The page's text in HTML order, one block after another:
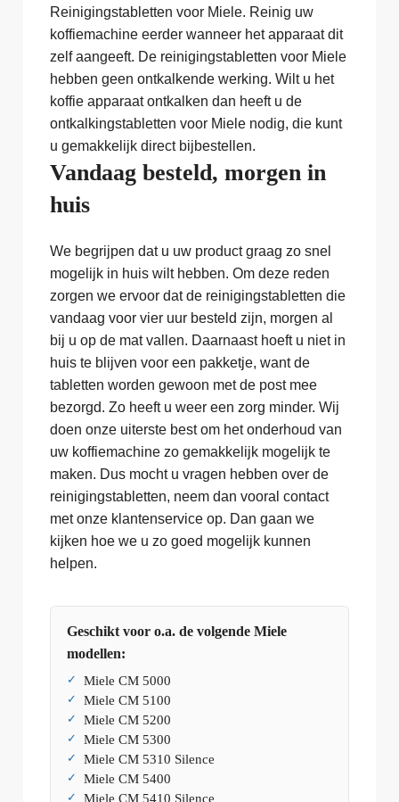
Reinigingstabletten voor Miele. Reinig uw
koffiemachine eerder wanneer het apparaat dit
zelf aangeeft. De reinigingstabletten voor Miele
hebben geen ontkalkende werking. Wilt u het
koffie apparaat ontkalken dan heeft u de
ontkalkingstabletten voor Miele nodig, die kunt
u gemakkelijk direct bijbestellen.
Vandaag besteld, morgen in
huis
We begrijpen dat u uw product graag zo snel
mogelijk in huis wilt hebben. Om deze reden
zorgen we ervoor dat de reinigingstabletten die
vandaag voor vier uur besteld zijn, morgen al
bij u op de mat vallen. Daarnaast hoeft u niet in
huis te blijven voor een pakketje, want de
tabletten worden gewoon met de post mee
bezorgd. Zo heeft u weer een zorg minder. Wij
doen onze uiterste best om het onderhoud van
uw koffiemachine zo gemakkelijk mogelijk te
maken. Dus mocht u vragen hebben over de
reinigingstabletten, neem dan vooral contact
met onze klantenservice op. Dan gaan we
kijken hoe we u zo goed mogelijk kunnen
helpen.
Geschikt voor o.a. de volgende Miele
modellen:
Miele CM 5000
Miele CM 5100
Miele CM 5200
Miele CM 5300
Miele CM 5310 Silence
Miele CM 5400
Miele CM 5410 Silence